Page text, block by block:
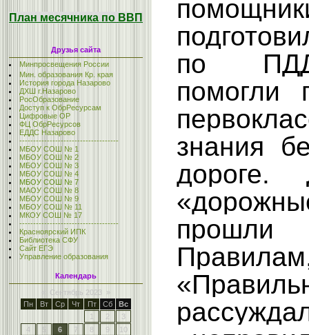
План месячника по ВВП
Друзья сайта
Минпросвещения России
Мин. образования Кр. края
История города Назарово
ДХШ г.Назарово
РосОбразование
Доступ к ОбрРесурсам
Цифровые ОР
ФЦ ОбрРесурсов
ЕДДС Назарово
------------------------------------
МБОУ СОШ № 1
МБОУ СОШ № 2
МБОУ СОШ № 3
МБОУ СОШ № 4
МБОУ СОШ № 7
МАОУ СОШ № 8
МБОУ СОШ № 9
МБОУ СОШ № 11
МКОУ СОШ № 17
------------------------------------
Красноярский ИПК
Библиотека СФУ
Сайт ЕГЭ
Управление образования
Календарь
«
Сентябрь 2023
»
Пн
Вт Ср Чт Пт Сб
Вс
1
2
3
4
5 6 7 8 9
10
по
помогли
знания
дороге.